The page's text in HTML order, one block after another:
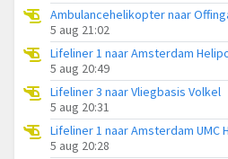
5 aug 21:02
Lifeliner 1 naar Amsterdam
5 aug 20:49
Lifeliner 3 naar Vliegbasis Volkel
5 aug 20:31
Lifeliner 1 naar Amsterdam UMC
5 aug 20:28